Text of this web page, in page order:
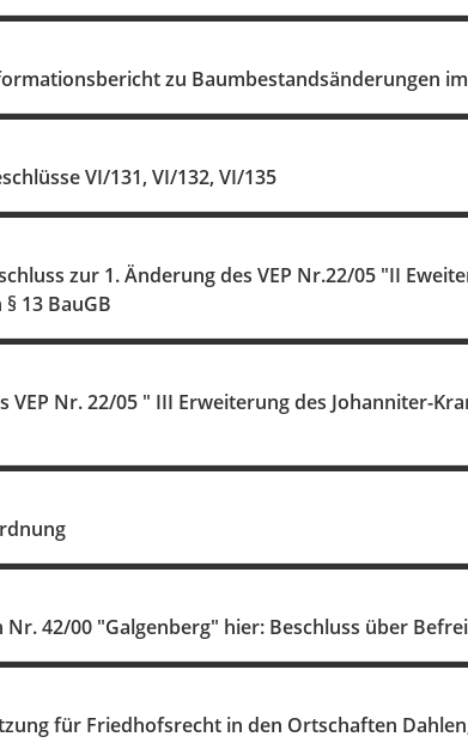
zu Baumbestandsänderungen
VI/131, VI/132, VI/135
zur 1. Änderung des VEP Nr.22/05 "II
13 BauGB
VEP Nr. 22/05 " III Erweiterung des Johanniter-
Nr. 42/00 "Galgenberg" hier: Beschluss über
für Friedhofsrecht in den Ortschaften